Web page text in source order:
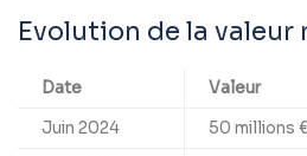
Evolution de la valeur
Date Valeur
Juin 2024
50 millions